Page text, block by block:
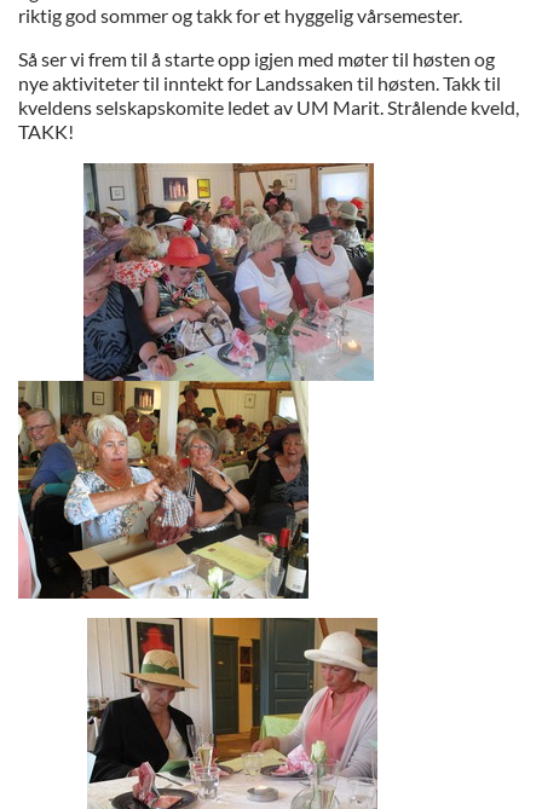
riktig god sommer og takk for et hyggelig vårsemester.
Så ser vi frem til å starte opp igjen med møter til høsten og
nye aktiviteter til inntekt for Landssaken til høsten. Takk til
kveldens selskapskomite ledet av UM Marit. Strålende kveld,
TAKK!